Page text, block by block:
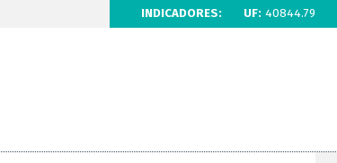
INDICADORES: UF: 40844.79